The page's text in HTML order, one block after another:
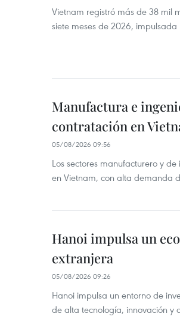
Vietnam registró más de 38 mil
siete meses de 2026,
Manufactura e
contratación en
05/08/2026 09:56
Los sectores manufacturero y
en Vietnam, con alta demanda
Hanoi impulsa un
extranjera
05/08/2026 09:26
Hanoi impulsa un entorno de
de alta tecnología, innovación y